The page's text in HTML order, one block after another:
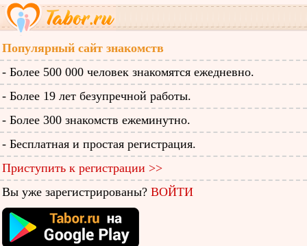
Популярный сайт знакомств
- Более 500 000 человек знакомятся ежедневно.
- Более 19 лет безупречной работы.
- Более 300 знакомств ежеминутно.
- Бесплатная и простая регистрация.
Приступить к регистрации >>
Вы уже зарегистрированы? ВОЙТИ